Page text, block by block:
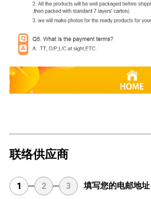
联络供应商
1 2 3 填写您的电邮地址